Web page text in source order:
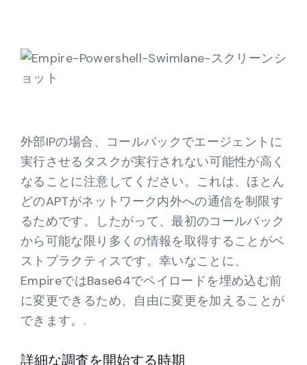
外部IPの場合、コールバックでエージェントに
実行させるタスクが実行されない可能性が高く
なることに注意してください。これは、ほとん
どのAPTがネットワーク内外への通信を制限す
るためです。したがって、最初のコールバック
から可能な限り多くの情報を取得することがベ
ストプラクティスです。幸いなことに、
EmpireではBase64でペイロードを埋め込む前
に変更できるため、自由に変更を加えることが
できます。.
詳細な調査を開始する時期